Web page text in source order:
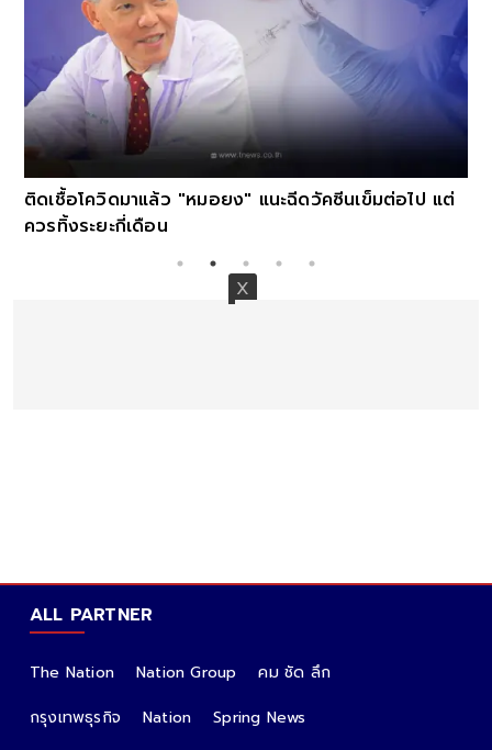
ติดเชื้อโควิดมาแล้ว "หมอยง" แนะฉีดวัคซีนเข็มต่อไป แต่
ควรทิ้งระยะกี่เดือน
ALL PARTNER
The Nation Nation Group
คม ชัด ลึก
กรุงเทพธุรกิจ
Nation
Spring News